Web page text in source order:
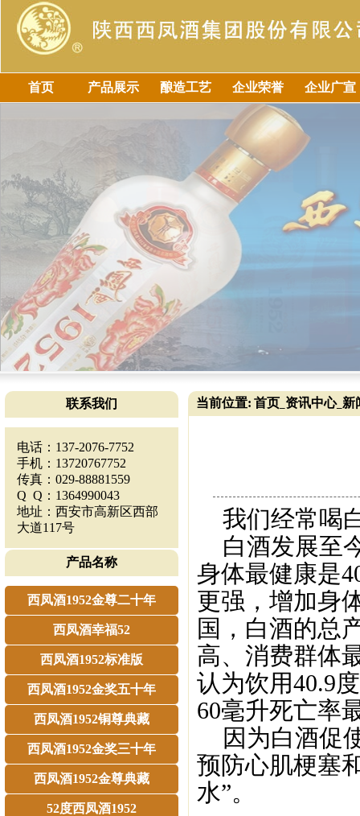
首页 产品展示 酿造工艺 企业荣誉 企业广宣
联系我们
电话：137-2076-7752
手机：13720767752
传真：029-88881559
Q Q：1364990043
地址：西安市高新区西部
大道117号
产品名称
西凤酒1952金尊二十年
西凤酒幸福52
西凤酒1952标准版
西凤酒1952金奖五十年
西凤酒1952铜尊典藏
西凤酒1952金奖三十年
西凤酒1952金尊典藏
52度西凤酒1952
当前位置: 首页 资讯中心_ 新
我们经常喝
白酒发展至
身体最健康是
更强，增加身
国，白酒的总
高、消费群体
认为饮用40.9
60毫升死亡率
因为白酒促
预防心肌梗塞
水”。